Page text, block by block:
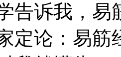
诉我，易
定论：易筋